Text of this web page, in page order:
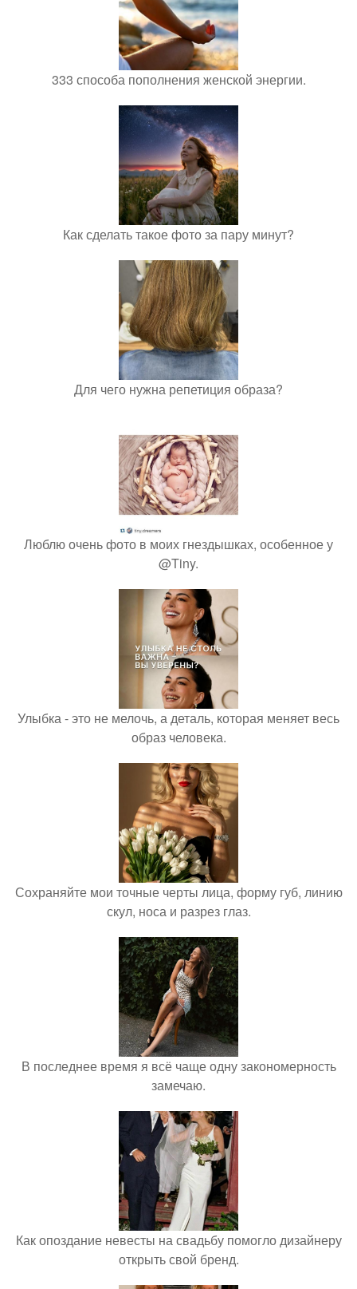
333 способа пополнения женской энергии.
Как сделать такое фото за пару минут?
Для чего нужна репетиция образа?
Люблю очень фото в моих гнездышках, особенное у
@Tiny.
Улыбка - это не мелочь, а деталь, которая меняет весь
образ человека.
Сохраняйте мои точные черты лица, форму губ, линию
скул, носа и разрез глаз.
В последнее время я всё чаще одну закономерность
замечаю.
Как опоздание невесты на свадьбу помогло дизайнеру
открыть свой бренд.